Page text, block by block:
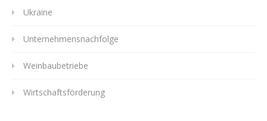
Ukraine
Unternehmensnachfolge
Weinbaubetriebe
Wirtschaftsförderung